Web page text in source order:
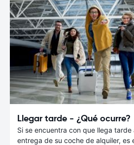
Llegar tarde - ¿Qué ocurre?
Si se encuentra con que llega
entrega de su coche de alquiler, es